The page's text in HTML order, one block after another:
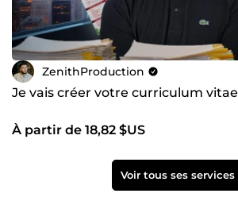
ZenithProduction
Je vais créer votre curriculum vitae
À partir de 18,82 $US
Voir tous ses services